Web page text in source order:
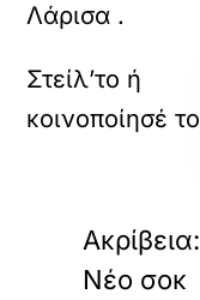
Λάρισα .
Ακρίβεια:
Νέο σοκ